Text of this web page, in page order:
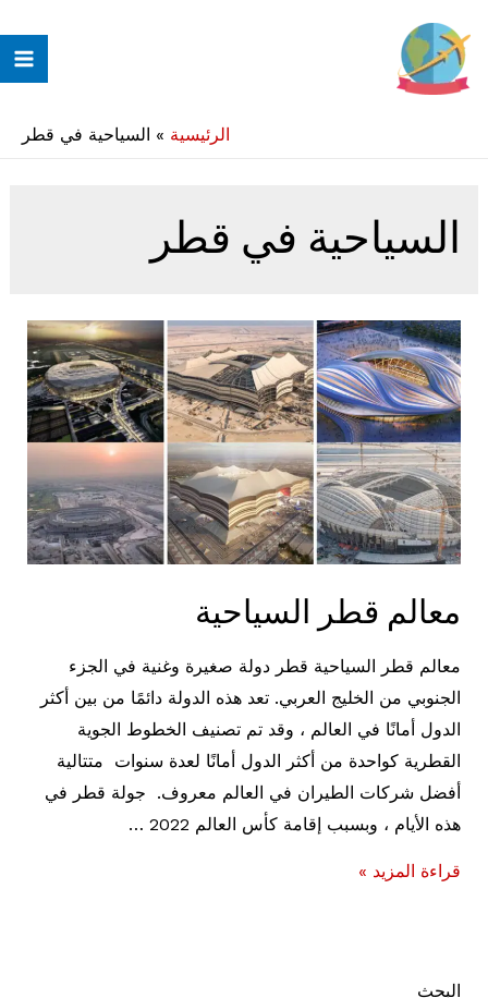
إلى
المحتوى
الرئيسية » السياحية في قطر
البحث
السياحية في قطر
معالم قطر السياحية
معالم قطر السياحية قطر دولة صغيرة وغنية في الجزء
الجنوبي من الخليج العربي. تعد هذه الدولة دائمًا من بين أكثر
الدول أمانًا في العالم ، وقد تم تصنيف الخطوط الجوية
القطرية كواحدة من أكثر الدول أمانًا لعدة سنوات متتالية
أفضل شركات الطيران في العالم معروف. جولة قطر في
هذه الأيام ، وبسبب إقامة كأس العالم 2022 …
معالم
قراءة المزيد »